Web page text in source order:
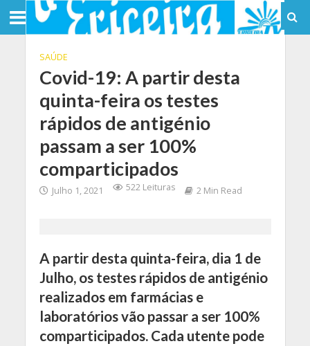
SAÚDE
Covid-19: A partir desta
quinta-feira os testes
rápidos de antigénio
passam a ser 100%
comparticipados
Julho 1, 2021 522 Leituras 2 Min Read
A partir desta quinta-feira, dia 1 de
Julho, os testes rápidos de antigénio
realizados em farmácias e
laboratórios vão passar a ser 100%
comparticipados. Cada utente pode